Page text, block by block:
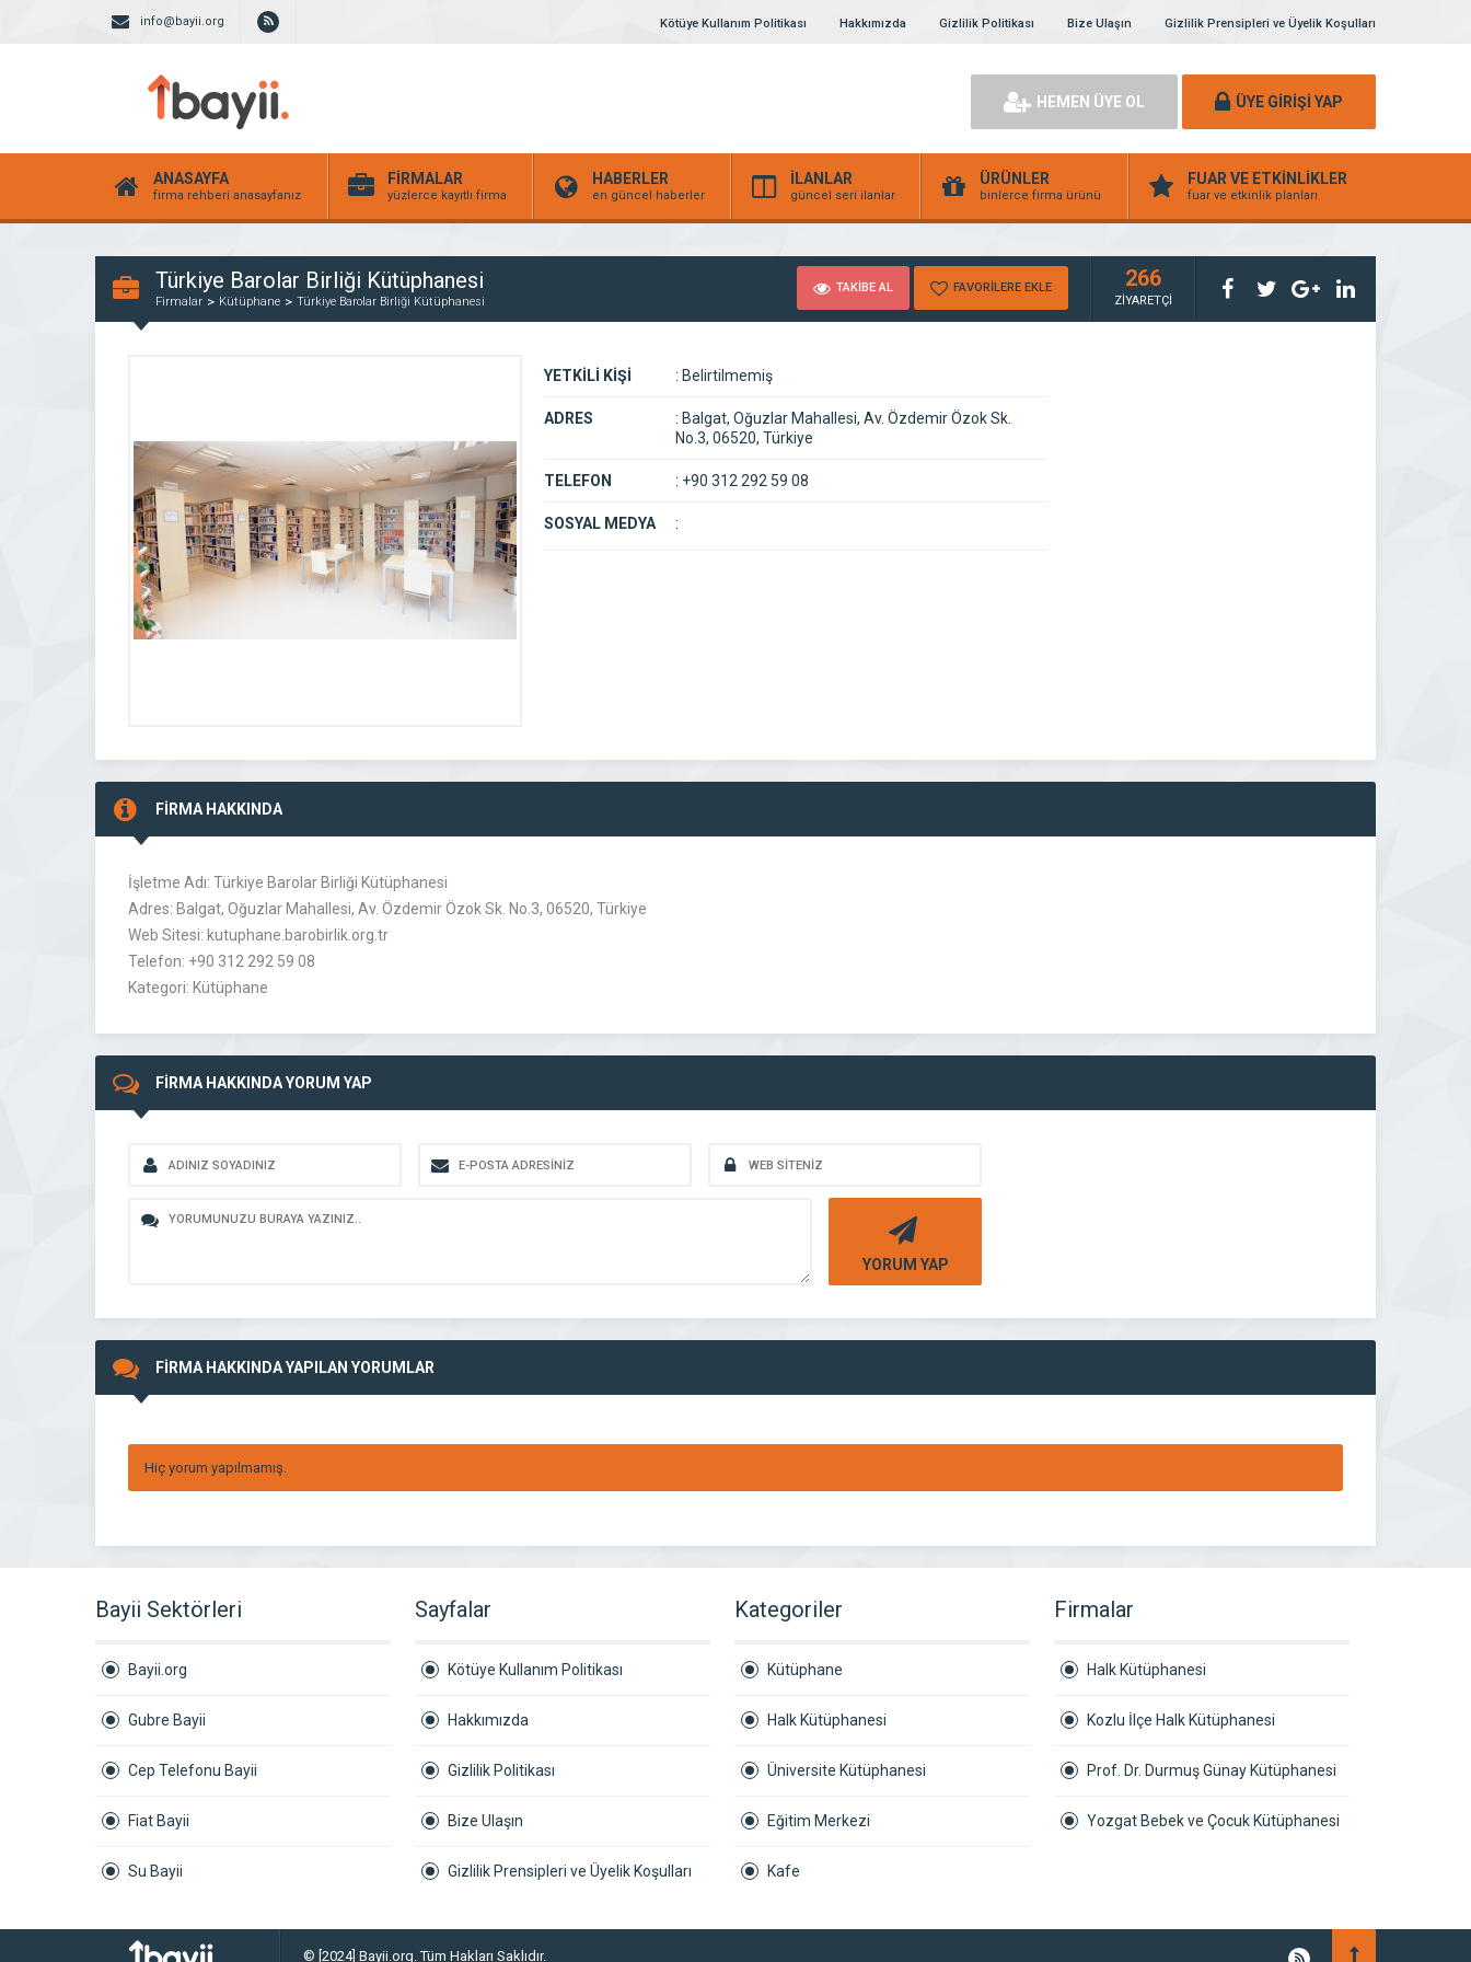
info@bayii.org Kötüye Kullanım Politikası Hakkımızda Gizlilik Politikası Bize Ulaşın Gizlilik Prensipleri ve Üyelik Koşulları
HEMEN ÜYE OL ÜYE GİRİŞİ YAP
ANASAYFA
firma rehberi anasayfanız
FİRMALAR
yüzlerce kayıtlı firma
HABERLER
en güncel haberler
İLANLAR
güncel seri ilanlar
ÜRÜNLER
binlerce firma ürünü
FUAR VE ETKİNLİKLER
fuar ve etkinlik planları
Türkiye Barolar Birliği Kütüphanesi
Firmalar Kütüphane Türkiye Barolar Birliği Kütüphanesi
TAKİBE AL FAVORİLERE EKLE 266
ZİYARETÇİ
YETKİLİ KİŞİ : Belirtilmemiş
ADRES : Balgat, Oğuzlar Mahallesi, Av. Özdemir Özok Sk.
No.3, 06520, Türkiye
TELEFON : +90 312 292 59 08
SOSYAL MEDYA :
FİRMA HAKKINDA
İşletme Adı: Türkiye Barolar Birliği Kütüphanesi
Adres: Balgat, Oğuzlar Mahallesi, Av. Özdemir Özok Sk. No.3, 06520, Türkiye
Web Sitesi: kutuphane.barobirlik.org.tr
Telefon: +90 312 292 59 08
Kategori: Kütüphane
FİRMA HAKKINDA YORUM YAP
YORUM YAP
FİRMA HAKKINDA YAPILAN YORUMLAR
Hiç yorum yapılmamış.
Bayii Sektörleri
Bayii.org
Gubre Bayii
Cep Telefonu Bayii
Fiat Bayii
Su Bayii
Sayfalar
Kötüye Kullanım Politikası
Hakkımızda
Gizlilik Politikası
Bize Ulaşın
Gizlilik Prensipleri ve Üyelik Koşulları
Kategoriler
Kütüphane
Halk Kütüphanesi
Üniversite Kütüphanesi
Eğitim Merkezi
Kafe
Firmalar
Halk Kütüphanesi
Kozlu İlçe Halk Kütüphanesi
Prof. Dr. Durmuş Günay Kütüphanesi
Yozgat Bebek ve Çocuk Kütüphanesi
© [2024] Bayii.org. Tüm Hakları Saklıdır.